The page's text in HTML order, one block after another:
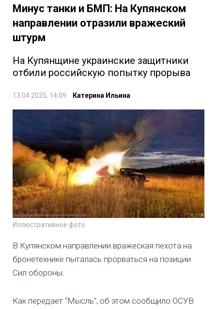
Минус танки и БМП: На Купянском
направлении отразили вражеский
штурм
На Купянщине украинские защитники
отбили российскую попытку прорыва
13.04.2025, 14:09 Катерина Ильина
Иллюстративное фото
В Купянском направлении вражеская пехота на
бронетехнике пыталась прорваться на позиции
Сил обороны.
Как передает "Мысль", об этом сообщило ОСУВ